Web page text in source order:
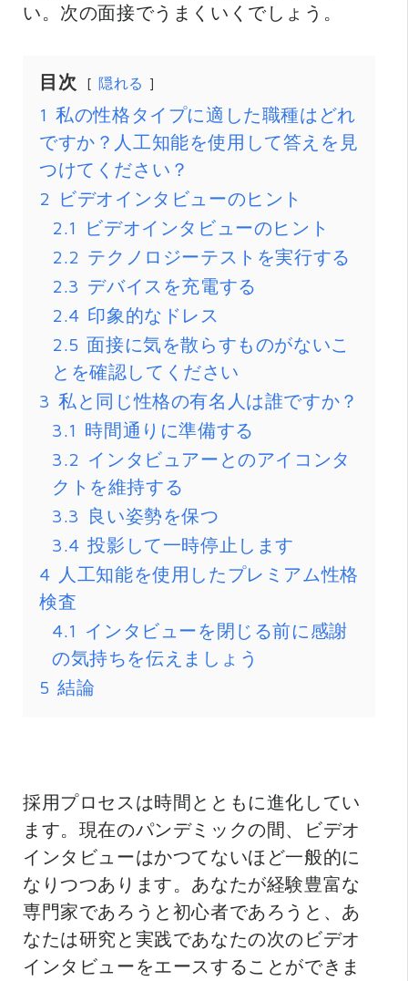
い。次の面接でうまくいくでしょう。
目次 隠れる
1 私の性格タイプに適した職種はどれ
ですか？人工知能を使用して答えを見
つけてください？
2
ビデオインタビューのヒント
2.1
ビデオインタビューのヒント
2.2 テクノロジーテストを実行する
2.3 デバイスを充電する
2.4 印象的なドレス
2.5 面接に気を散らすものがないこ
とを確認してください
3 私と同じ性格の有名人は誰ですか？
3.1 時間通りに準備する
3.2 インタビュアーとのアイコンタ
クトを維持する
3.3
良い姿勢を保つ
3.4 投影して一時停止します
4 人工知能を使用したプレミアム性格
検査
4.1 インタビューを閉じる前に感謝
の気持ちを伝えましょう
5 結論
採用プロセスは時間とともに進化してい
ます。現在のパンデミックの間、ビデオ
インタビューはかつてないほど一般的に
なりつつあります。あなたが経験豊富な
専門家であろうと初心者であろうと、あ
なたは研究と実践であなたの次のビデオ
インタビューをエースすることができま